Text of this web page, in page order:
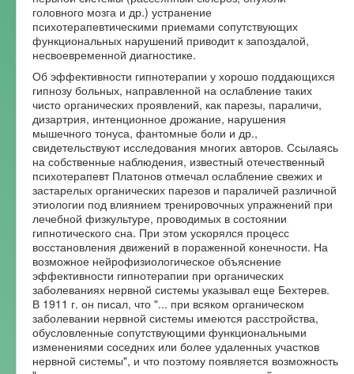
головного мозга и др.) устранение
психотерапевтическими приемами сопутствующих
функциональных нарушений приводит к запоздалой,
несвоевременной диагностике.
Об эффективности гипнотерапии у хорошо поддающихся
гипнозу больных, направленной на ослабление таких
чисто органических проявлений, как парезы, параличи,
дизартрия, интенционное дрожание, нарушения
мышечного тонуса, фантомные боли и др.,
свидетельствуют исследования многих авторов. Ссылаясь
на собственные наблюдения, известный отечественный
психотерапевт Платонов отмечал ослабление свежих и
застарелых органических парезов и параличей различной
этиологии под влиянием тренировочных упражнений при
лечебной физкультуре, проводимых в состоянии
гипнотического сна. При этом ускорялся процесс
восстановления движений в пораженной конечности. На
возможное нейрофизиологическое объяснение
эффективности гипнотерапии при органических
заболеваниях нервной системы указывал еще Бехтерев.
В 1911 г. он писал, что "... при всяком органическом
заболевании нервной системы имеются расстройства,
обусловленные сопутствующими функциональными
изменениями соседних или более удаленных участков
нервной системы", и что поэтому появляется возможность